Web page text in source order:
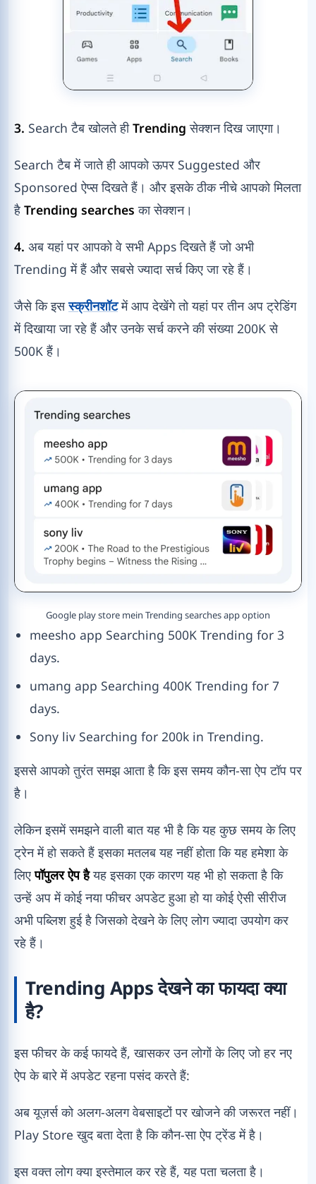
3. Search टैब खोलते हीTrending सेक्शन दिख जाएगा।
Search टैब में जाते ही आपको ऊपर Suggested और
Sponsored ऐप्स दिखते हैं। और इसके ठीक नीचे आपको मिलता
है Trending searches का सेक्शन।
4. अब यहां पर आपको वे सभी Apps दिखते हैं जो अभी
Trending में हैं और सबसे ज्यादा सर्च किए जा रहे हैं।
जैसे कि इसस्क्रीनशॉटमें आप देखेंगे तो यहां पर तीन अप ट्रेडिंग
में दिखाया जा रहे हैं और उनके सर्च करने की संख्या 200K से
500K हैं।
Google play store mein Trending searches app option
meesho app Searching 500K Trending for 3
days.
umang app Searching 400K Trending for 7
days.
Sony liv Searching for 200k in Trending.
इससे आपको तुरंत समझ आता है कि इस समय कौन-सा ऐप टॉप पर
है।
लेकिन इसमें समझने वाली बात यह भी है कि यह कुछ समय के लिए
ट्रेन में हो सकते हैं इसका मतलब यह नहीं होता कि यह हमेशा के
लिएपॉपुलर ऐप हैयह इसका एक कारण यह भी हो सकता है कि
उन्हें अप में कोई नया फीचर अपडेट हुआ हो या कोई ऐसी सीरीज
अभी पब्लिश हुई है जिसको देखने के लिए लोग ज्यादा उपयोग कर
रहे हैं।
Trending Apps देखने का फायदा क्या
है?
इस फीचर के कई फायदे हैं, खासकर उन लोगों के लिए जो हर नए
ऐप के बारे में अपडेट रहना पसंद करते हैं:
अब यूज़र्स को अलग-अलग वेबसाइटों पर खोजने की जरूरत नहीं।
Play Store खुद बता देता है कि कौन-सा ऐप ट्रेंड में है।
इस वक्त लोग क्या इस्तेमाल कर रहे हैं, यह पता चलता है।